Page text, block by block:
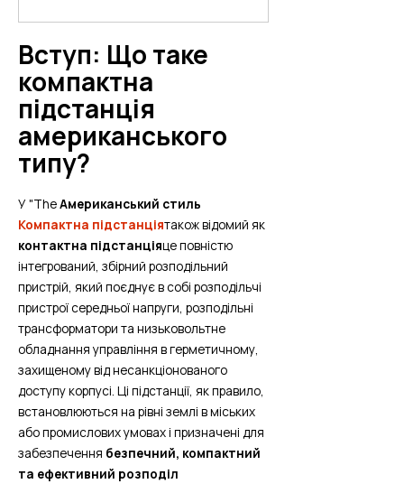
Вступ: Що таке
компактна
підстанція
американського
типу?
У "TheАмериканський стиль
Компактна підстанціятакож відомий як
контактна підстанціяце повністю
інтегрований, збірний розподільний
пристрій, який поєднує в собі розподільчі
пристрої середньої напруги, розподільні
трансформатори та низьковольтне
обладнання управління в герметичному,
захищеному від несанкціонованого
доступу корпусі. Ці підстанції, як правило,
встановлюються на рівні землі в міських
або промислових умовах і призначені для
забезпечення безпечний, компактний
та ефективний розподіл